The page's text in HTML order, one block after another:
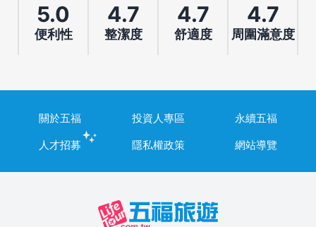
5.0
便利性
4.7
整潔度
4.7
舒適度
4.7
周圍滿意度
關於五福 投資人專區
永續五福
人才招募
隱私權政策 網站導覽